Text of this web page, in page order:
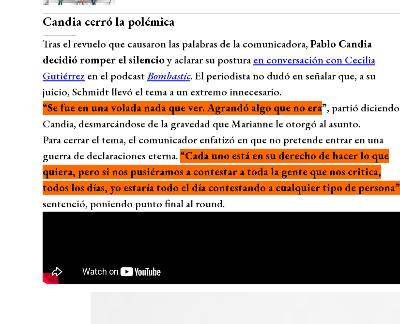
Candia cerró la polémica
Tras el revuelo que causaron las palabras de la comunicadora, Pablo Candia
decidió romper el silencio y aclarar su postura en conversación con Cecilia
Gutiérrez en el podcastBombastic. El periodista no dudó en señalar que, a su
juicio, Schmidt llevó el tema a un extremo innecesario.
“Se fue en una volada nada que ver. Agrandó algo que no era”, partió diciendo
Candia, desmarcándose de la gravedad que Marianne le otorgó al asunto.
Para cerrar el tema, el comunicador enfatizó en que no pretende entrar en una
guerra de declaraciones eterna. “Cada uno está en su derecho de hacer lo que
quiera, pero si nos pusiéramos a contestar a toda la gente que nos critica,
todos los días, yo estaría todo el día contestando a cualquier tipo de persona”
sentenció, poniendo punto final al round.